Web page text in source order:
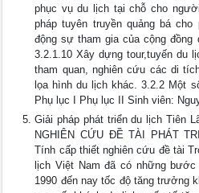
phục vụ du lịch tại chỗ cho
pháp tuyên truyền quảng bá
động sự tham gia của cộng
3.2.1.10 Xây dựng tour,tuyến du
tham quan, nghiên cứu các di
lọa hình du lịch khác. 3.2.2 Một
Phụ lục I Phụ lục II Sinh viên:
Giải pháp phát triển du lịch Tiên
NGHIÊN CỨU ĐỀ TÀI PHÁT
Tính cấp thiết nghiên cứu đề tài
lịch Việt Nam đã có những
1990 đến nay tốc độ tăng trưởng